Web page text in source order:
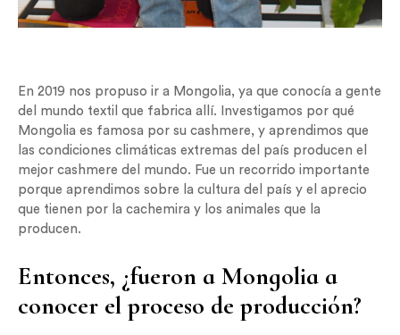
En 2019 nos propuso ir a Mongolia, ya que conocía a gente
del mundo textil que fabrica allí. Investigamos por qué
Mongolia es famosa por su cashmere, y aprendimos que
las condiciones climáticas extremas del país producen el
mejor cashmere del mundo. Fue un recorrido importante
porque aprendimos sobre la cultura del país y el aprecio
que tienen por la cachemira y los animales que la
producen.
Entonces, ¿fueron a Mongolia a
conocer el proceso de producción?